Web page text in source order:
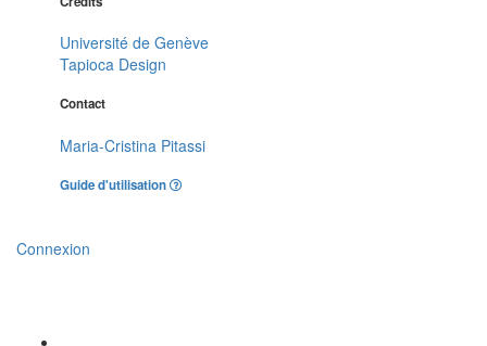
Université de Genève
Tapioca Design
Contact
Maria-Cristina Pitassi
Guide d'utilisation
Connexion